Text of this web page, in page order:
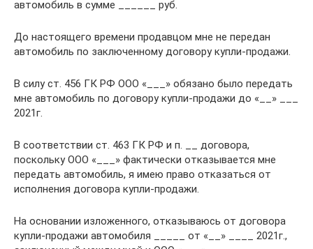
автомобиль в сумме ______ руб.
До настоящего времени продавцом мне не передан
автомобиль по заключенному договору купли-продажи.
В силу ст. 456 ГК РФ ООО «___» обязано было передать
мне автомобиль по договору купли-продажи до «__» ___
2021г.
В соответствии ст. 463 ГК РФ и п. __ договора,
поскольку ООО «___» фактически отказывается мне
передать автомобиль, я имею право отказаться от
исполнения договора купли-продажи.
На основании изложенного, отказываюсь от договора
купли-продажи автомобиля _____ от «__» ____ 2021г.,